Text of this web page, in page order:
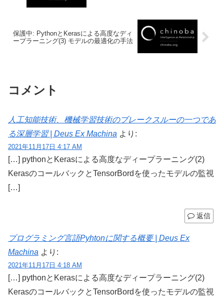
保護中: PythonとKerasによる高度なディ
ープラーニング(3) モデルの最適化の手法
コメント
人工知能技術、機械学習技術のブレークスルーの一つであ
る深層学習 | Deus Ex Machina より:
2021年11月17日 4:17 AM
[…] pythonとKerasによる高度なディープラーニング(2)
KerasのコールバックとTensorBordを使ったモデルの監視
[…]
返信
プログラミング言語Pyhtonに関する概要 | Deus Ex
Machina より:
2021年11月17日 4:18 AM
[…] pythonとKerasによる高度なディープラーニング(2)
KerasのコールバックとTensorBordを使ったモデルの監視